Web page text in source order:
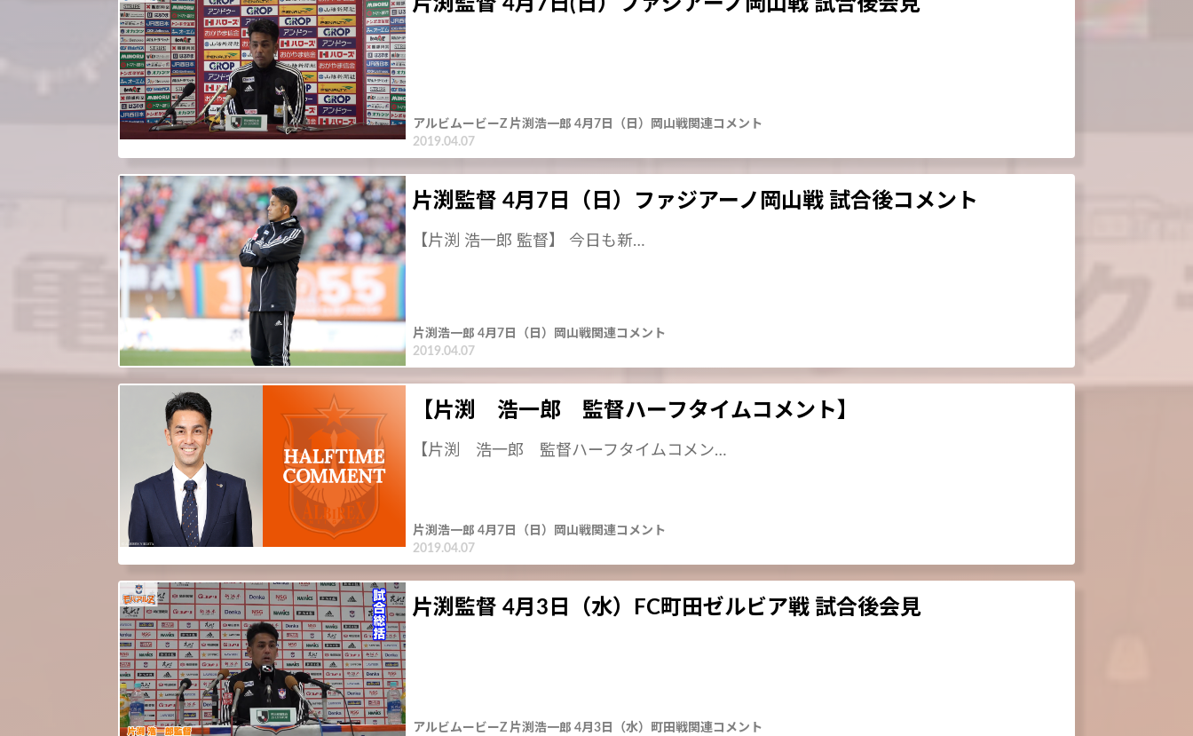
アルビムービーZ 片渕浩一郎 4月7日（日）岡山戦関連コメント
2019.04.07
片渕監督 4月7日（日）ファジアーノ岡山戦 試合後コメント
【片渕 浩一郎 監督】 今日も新…
片渕浩一郎 4月7日（日）岡山戦関連コメント
2019.04.07
【片渕 浩一郎 監督ハーフタイムコメント】
【片渕 浩一郎 監督ハーフタイムコメン…
片渕浩一郎 4月7日（日）岡山戦関連コメント
2019.04.07
片渕監督 4月3日（水）FC町田ゼルビア戦 試合後会見
アルビムービーZ 片渕浩一郎 4月3日（水）町田戦関連コメント